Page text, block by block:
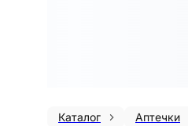
Каталог Аптечки